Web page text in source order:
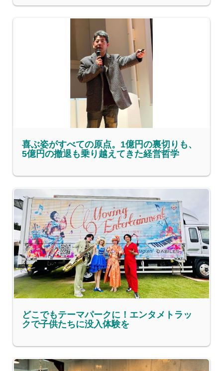
喜ぶ姿がすべての原点。1億円の裏切りも、
5億円の撤退も乗り越えてきた経営哲学
どこでもテーマパークに！エンタメトラッ
クで子供たちに没入体験を